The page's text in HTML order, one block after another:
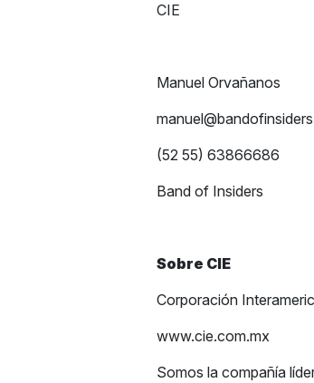
CIE
Manuel Orvañanos
(52 55) 63866686
Band of Insiders
Sobre CIE
Corporación
www.cie.com.mx
Somos la compañía